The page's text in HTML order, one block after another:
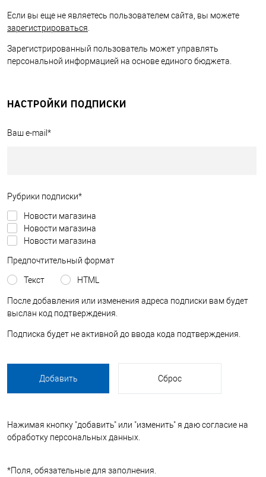
Если вы еще не являетесь пользователем сайта, вы можете
зарегистрироваться
Зарегистрированный пользователь может управлять
персональной информацией на основе единого бюджета.
НАСТРОЙКИ ПОДПИСКИ
Ваш e-mail *
Рубрики подписки*
Новости магазина
Новости магазина
Новости магазина
Предпочтительный формат
Текст HTML
После добавления или изменения адреса подписки вам будет
выслан код подтверждения.
Подписка будет не активной до ввода кода подтверждения.
Нажимая кнопку "добавить" или "изменить" я даю согласие на
обработку персональных данных.
*Поля, обязательные для заполнения.